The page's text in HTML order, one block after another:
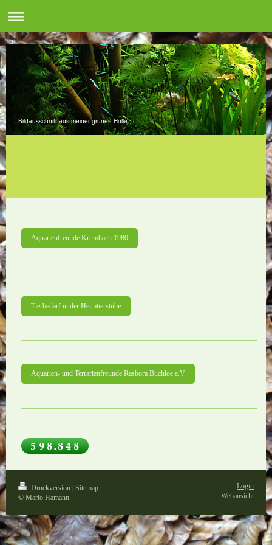
Bildausschnitt aus meiner grünen Hölle
Aquarienfreunde Krumbach 1980
Tierbedarf in der Heimtierstube
Aquarien- und Terrarienfreunde Rasbora Buchloe e.V
Druckversion
Sitemap
© Mario Hamann
Login
Webansicht